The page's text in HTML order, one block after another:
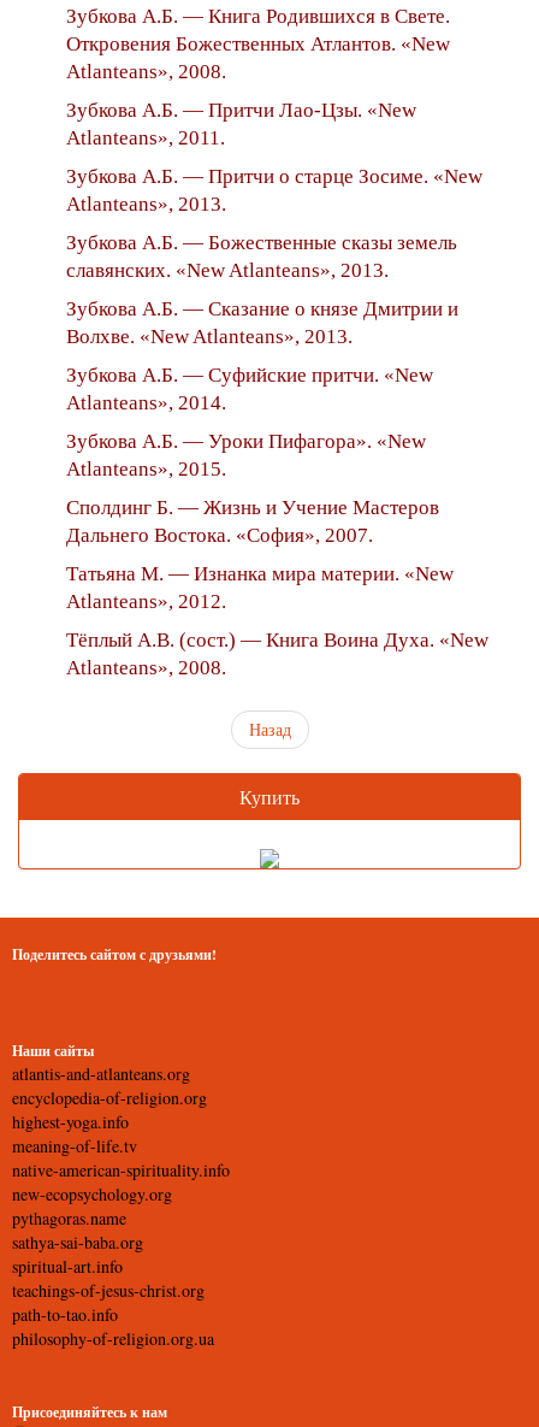
Зубкова А.Б. — Книга Родившихся в Свете.
Откровения Божественных Атлантов. «New
Atlanteans», 2008.
Зубкова А.Б. — Притчи Лао-Цзы. «New
Atlanteans», 2011.
Зубкова А.Б. — Притчи о старце Зосиме. «New
Atlanteans», 2013.
Зубкова А.Б. — Божественные сказы земель
славянских. «New Atlanteans», 2013.
Зубкова А.Б. — Сказание о князе Дмитрии и
Волхве. «New Atlanteans», 2013.
Зубкова А.Б. — Суфийские притчи. «New
Atlanteans», 2014.
Зубкова А.Б. — Уроки Пифагора». «New
Atlanteans», 2015.
Сполдинг Б. — Жизнь и Учение Мастеров
Дальнего Востока. «София», 2007.
Татьяна М. — Изнанка мира материи. «New
Atlanteans», 2012.
Тёплый А.В. (сост.) — Книга Воина Духа. «New
Atlanteans», 2008.
Назад
Купить
Поделитесь сайтом с друзьями!
Наши сайты
atlantis-and-atlanteans.org
encyclopedia-of-religion.org
highest-yoga.info
meaning-of-life.tv
native-american-spirituality.info
new-ecopsychology.org
pythagoras.name
sathya-sai-baba.org
spiritual-art.info
teachings-of-jesus-christ.org
path-to-tao.info
philosophy-of-religion.org.ua
Присоединяйтесь к нам